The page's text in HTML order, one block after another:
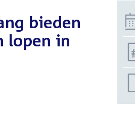
bieden
lopen in